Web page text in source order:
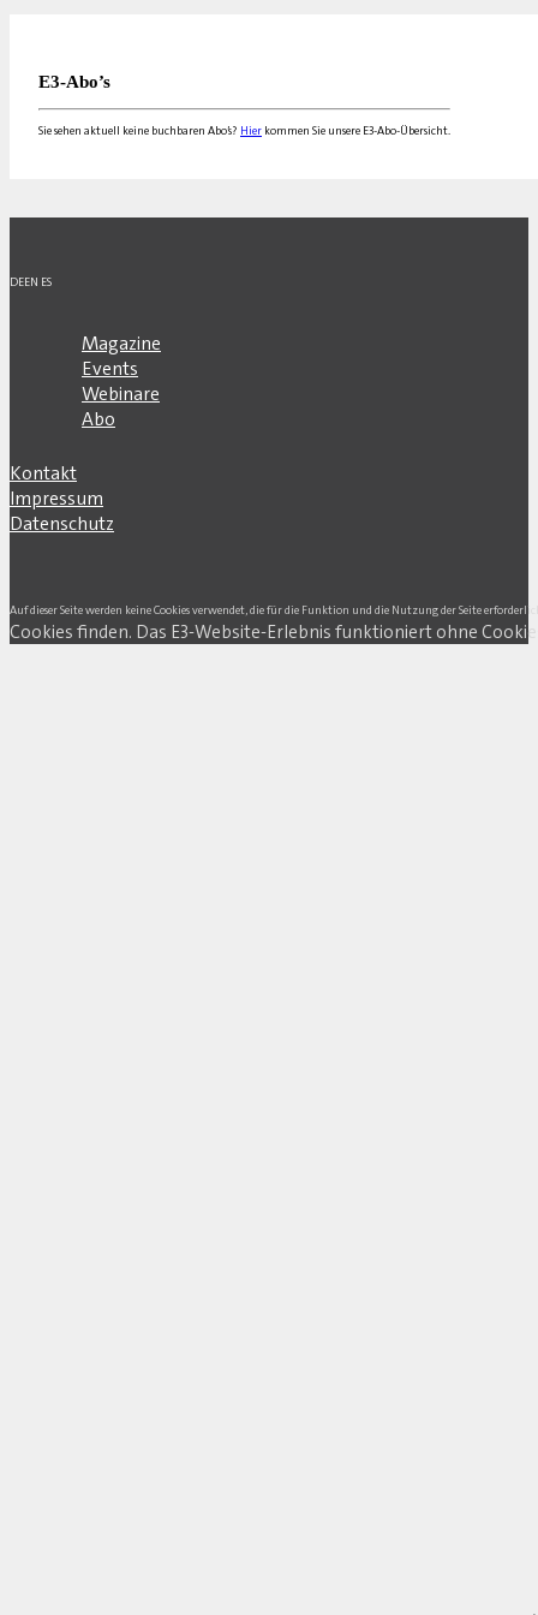
E3-Abo’s
Sie sehen aktuell keine buchbaren Abo’s? Hier kommen Sie unsere E3-Abo-Übersicht.
DEEN ES
Magazine
Events
Webinare
Abo
Kontakt
Impressum
Datenschutz
Auf dieser Seite werden keine Cookies verwendet, die für die Funktion und die Nutzung der Seite
Cookies finden. Das E3-Website-Erlebnis funktioniert ohne